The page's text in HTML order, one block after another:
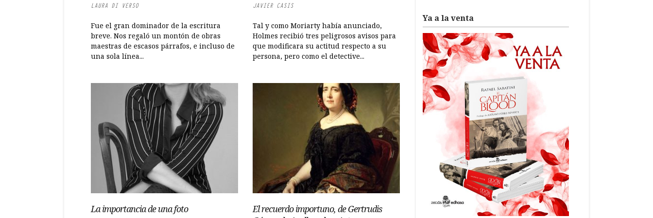
LAURA DI VERSO
Fue el gran dominador de la escritura
breve. Nos regaló un montón de obras
maestras de escasos párrafos, e incluso de
una sola línea...
JAVIER CASIS
Tal y como Moriarty había anunciado,
Holmes recibió tres peligrosos avisos para
que modificara su actitud respecto a su
persona, pero como el detective...
La importancia de una foto
El recuerdo importuno, de Gertrudis
Ya a la venta